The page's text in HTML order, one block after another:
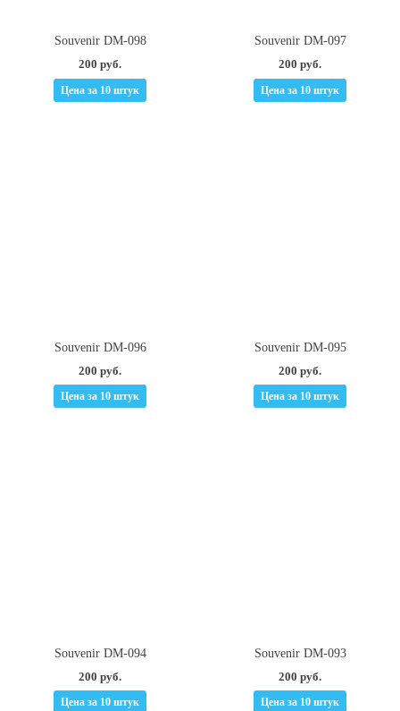
Souvenir DM-098
200 руб.
Цена за 10 штук
Souvenir DM-097
200 руб.
Цена за 10 штук
Souvenir DM-096
200 руб.
Цена за 10 штук
Souvenir DM-095
200 руб.
Цена за 10 штук
Souvenir DM-094
200 руб.
Цена за 10 штук
Souvenir DM-093
200 руб.
Цена за 10 штук